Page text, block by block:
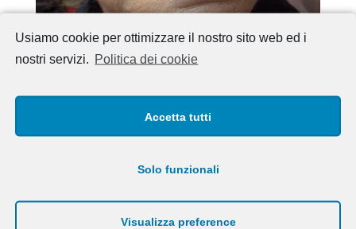
Usiamo cookie per ottimizzare il nostro sito web ed i
nostri servizi. Politica dei cookie
Accetta tutti
Solo funzionali
Visualizza preference